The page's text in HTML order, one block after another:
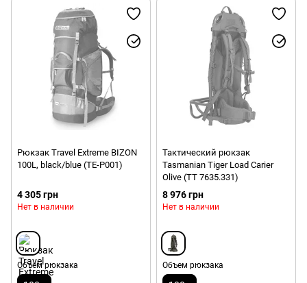
Рюкзак Travel Extreme BIZON
100L, black/blue (ТE-Р001)
4 305 грн
Нет в наличии
Объем рюкзака
Тактический рюкзак
Tasmanian Tiger Load Carier
Olive (TT 7635.331)
8 976 грн
Нет в наличии
Объем рюкзака